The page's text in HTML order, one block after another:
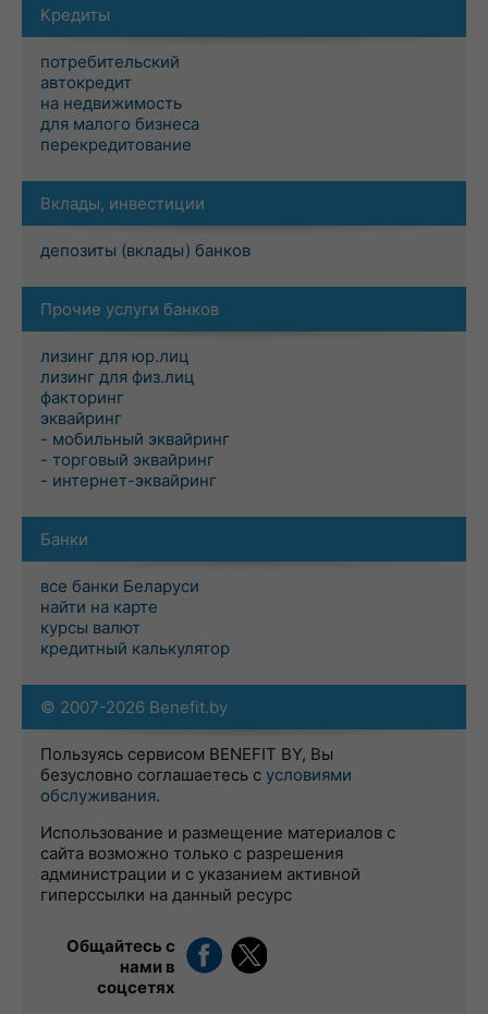
Кредиты
потребительский
автокредит
на недвижимость
для малого бизнеса
перекредитование
Вклады, инвестиции
депозиты (вклады) банков
Прочие услуги банков
лизинг для юр.лиц
лизинг для физ.лиц
факторинг
эквайринг
- мобильный эквайринг
- торговый эквайринг
- интернет-эквайринг
Банки
все банки Беларуси
найти на карте
курсы валют
кредитный калькулятор
© 2007-2026 Benefit.by
Пользуясь сервисом BENEFIT BY, Вы
безусловно соглашаетесь с условиями
обслуживания.
Использование и размещение материалов с
сайта возможно только с разрешения
администрации и с указанием активной
гиперссылки на данный ресурс
Общайтесь с
нами в
соцсетях